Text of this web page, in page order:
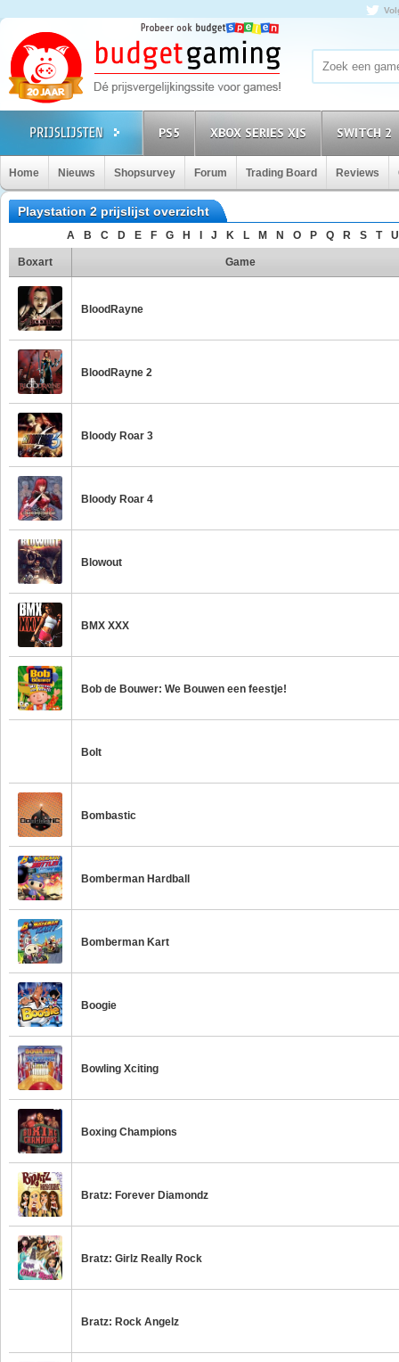
PS5 XBOX SERIES X|S SWITCH 2
Home Nieuws Shopsurvey Forum Trading Board Reviews
Playstation 2 prijslijst overzicht
A B C D E F G H J K L M N O P Q R S T U
Boxart Game
BloodRayne
BloodRayne 2
Bloody Roar 3
Bloody Roar 4
Blowout
BMX XXX
Bob de Bouwer: We Bouwen een feestje!
Bolt
Bombastic
Bomberman Hardball
Bomberman Kart
Boogie
Bowling Xciting
Boxing Champions
Bratz: Forever Diamondz
Bratz: Girlz Really Rock
Bratz: Rock Angelz